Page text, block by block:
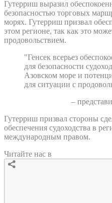
Гутерриш выразил
безопасностью торговых
морях. Гутерриш призвал
этом регионе, так как это
продовольствием.
"Генсек всерьез
для безопасности
Азовском море и
для ситуации с
–
Гутерриш призвал стороны
обеспечения судоходства в
международным правом.
Читайте нас в